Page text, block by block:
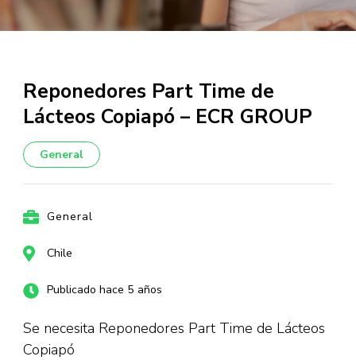
Reponedores Part Time de
Lácteos Copiapó – ECR GROUP
General
General
Chile
Publicado hace 5 años
Se necesita Reponedores Part Time de Lácteos
Copiapó